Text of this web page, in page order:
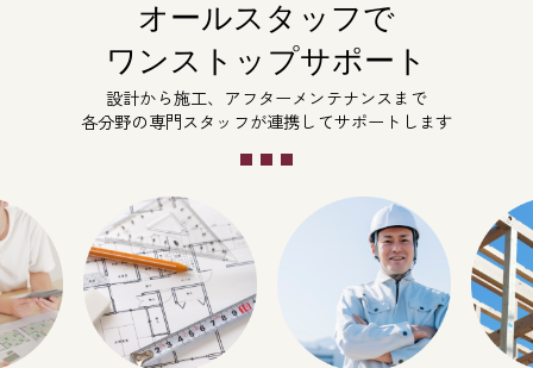
オールスタッフで
ワンストップサポート
設計から施工、アフターメンテナンスまで
各分野の専門スタッフが連携してサポートします